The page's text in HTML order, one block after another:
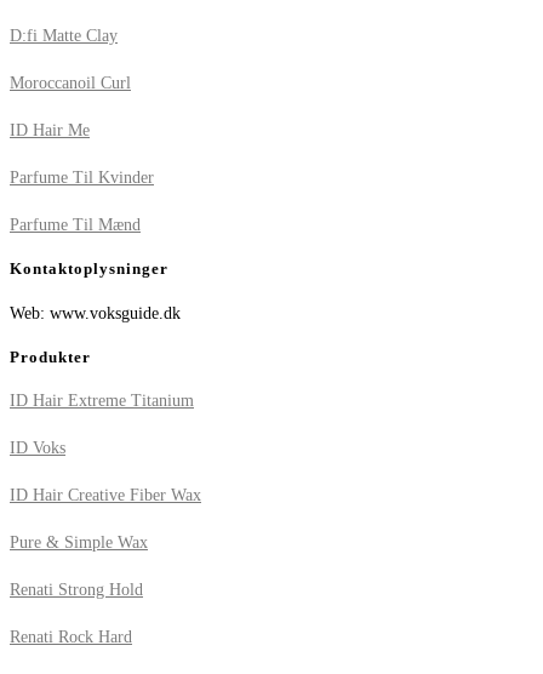
D:fi Matte Clay
Moroccanoil Curl
ID Hair Me
Parfume Til Kvinder
Parfume Til Mænd
Kontaktoplysninger
Web: www.voksguide.dk
Produkter
ID Hair Extreme Titanium
ID Voks
ID Hair Creative Fiber Wax
Pure & Simple Wax
Renati Strong Hold
Renati Rock Hard